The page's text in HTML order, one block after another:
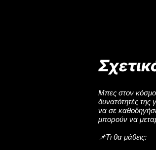
Μπες στον κόσμο
δυνατότητές της
να σε
μπορούν να
📌Τι θα μάθεις: